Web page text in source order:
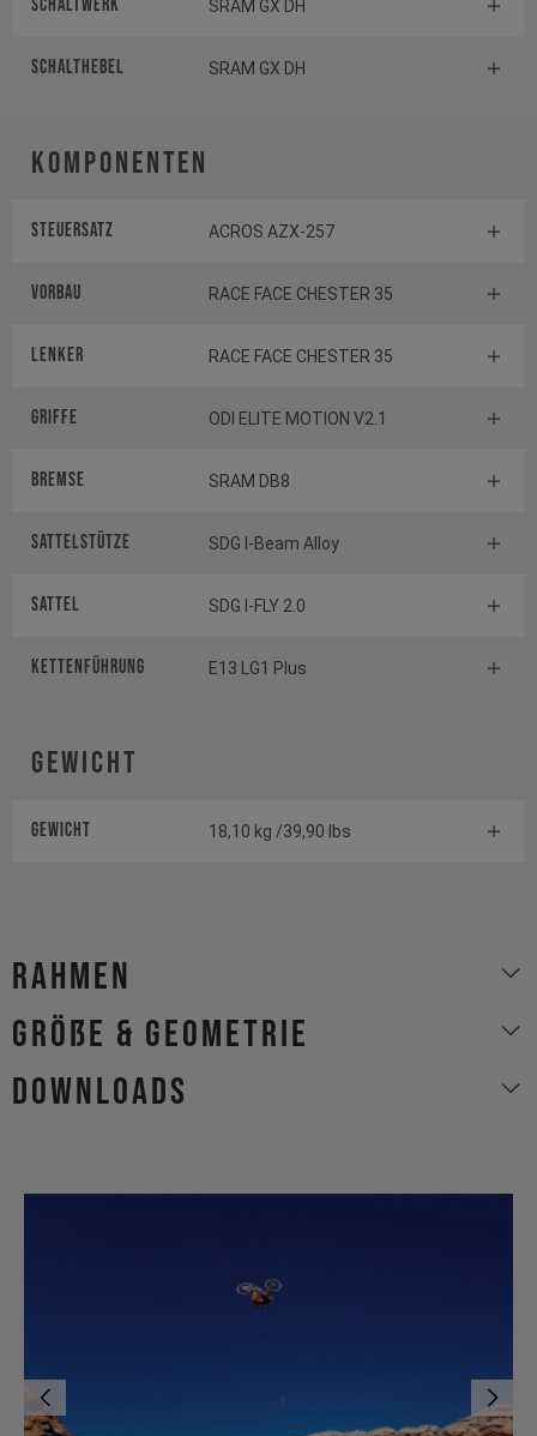
Schaltwerk SRAM GX DH
Schalthebel SRAM GX DH
Komponenten
Steuersatz ACROS AZX-257
Vorbau RACE FACE CHESTER 35
Lenker RACE FACE CHESTER 35
Griffe ODI ELITE MOTION V2.1
Bremse SRAM DB8
Sattelstütze SDG I-Beam Alloy
Sattel SDG I-FLY 2.0
Kettenführung E13 LG1 Plus
Gewicht
Gewicht 18,10 kg /39,90 lbs
Rahmen
Größe & Geometrie
Downloads